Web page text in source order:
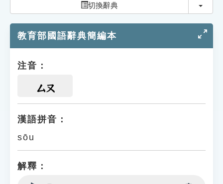
切換辭典 切換
教育部國語辭典簡編本
注音：
ㄙㄡ
漢語拼音：
sōu
解釋：